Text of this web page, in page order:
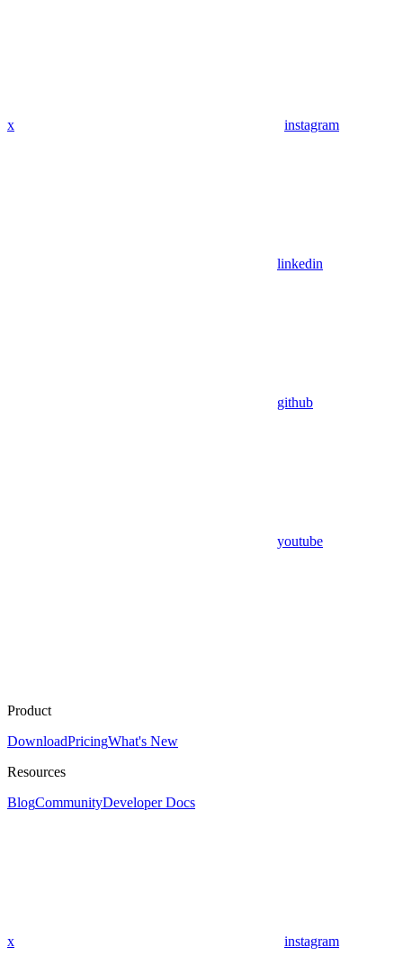
x instagram
linkedin
github
youtube
Product
DownloadPricingWhat's New
Resources
BlogCommunityDeveloper Docs
x instagram